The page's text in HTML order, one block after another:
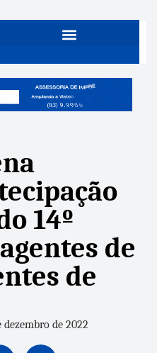
14º
de
de
de 2022